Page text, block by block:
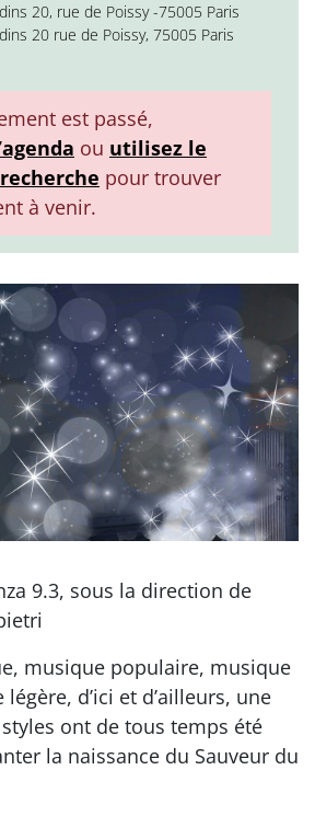
20, rue de Poissy -75005 Paris
20 rue de Poissy, 75005 Paris
est passé,
ou utilisez le
pour trouver
à venir.
9.3, sous la direction de
musique populaire, musique
d’ici et d’ailleurs, une
ont de tous temps été
la naissance du Sauveur du